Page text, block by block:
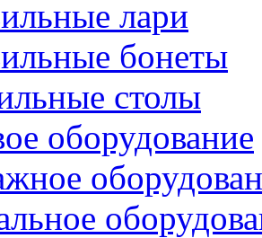
лари
бонеты
столы
оборудование